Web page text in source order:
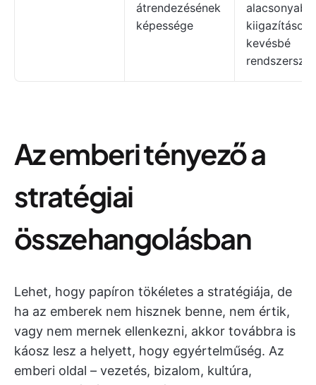
átrendezésének
képessége
kiigazítások
kevésbé
Az emberi tényező a
stratégiai
összehangolásban
Lehet, hogy papíron tökéletes a stratégiája, de
ha az emberek nem hisznek benne, nem értik,
vagy nem mernek ellenkezni, akkor továbbra is
káosz lesz a helyett, hogy egyértelműség. Az
emberi oldal – vezetés, bizalom, kultúra,